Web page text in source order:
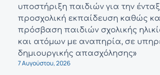
υποστήριξη παιδιών για την
προσχολική εκπαίδευση καθώς
πρόσβαση παιδιών σχολικής
και ατόμων με αναπηρία, σε
δημιουργικής απασχόλησης»
7 Αυγούστου, 2026